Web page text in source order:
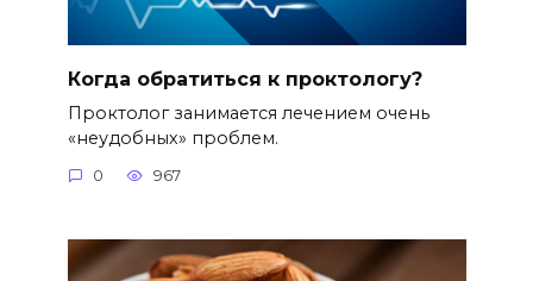
Когда обратиться к проктологу?
Проктолог занимается лечением очень
«неудобных» проблем.
0 967